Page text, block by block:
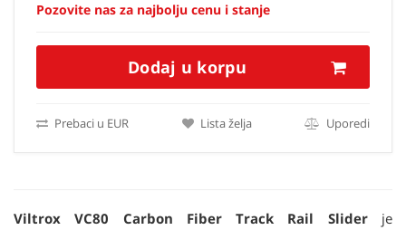
Pozovite nas za najbolju cenu i stanje
Dodaj u korpu
Prebaci u EUR Lista želja Uporedi
Viltrox VC80 Carbon Fiber Track Rail Sliderje